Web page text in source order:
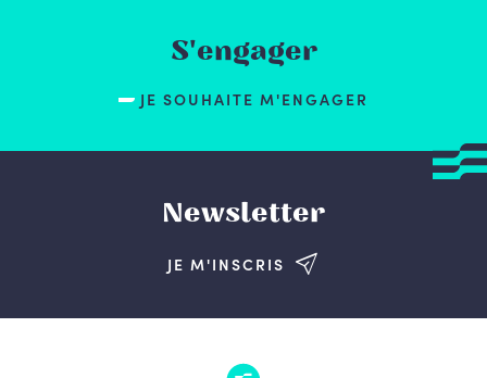
S'engager
JE SOUHAITE M'ENGAGER
Newsletter
JE M'INSCRIS